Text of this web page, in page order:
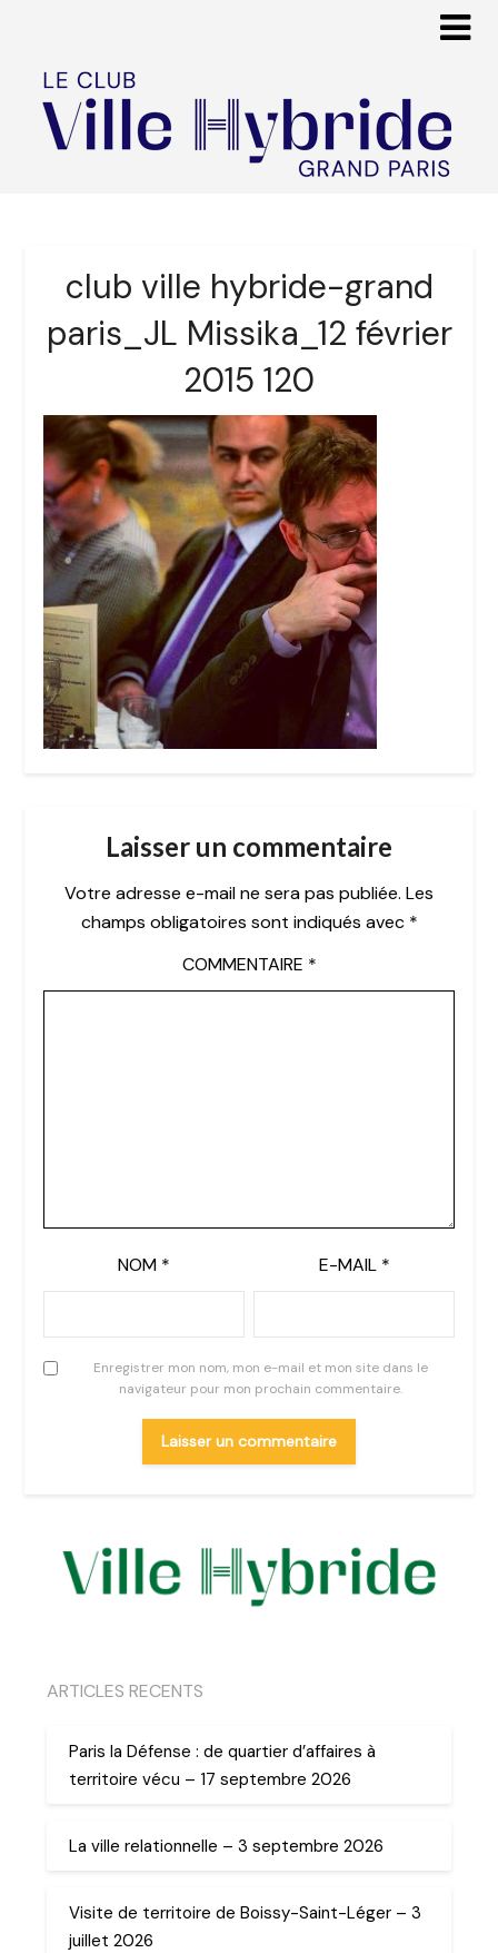
club ville hybride-grand
paris_JL Missika_12 février
2015 120
Laisser un commentaire
Votre adresse e-mail ne sera pas publiée. Les
champs obligatoires sont indiqués avec *
COMMENTAIRE *
NOM * E-MAIL *
Enregistrer mon nom, mon e-mail et mon site dans le
navigateur pour mon prochain commentaire.
ARTICLES RECENTS
Paris la Défense : de quartier d’affaires à
territoire vécu – 17 septembre 2026
La ville relationnelle – 3 septembre 2026
Visite de territoire de Boissy-Saint-Léger – 3
juillet 2026